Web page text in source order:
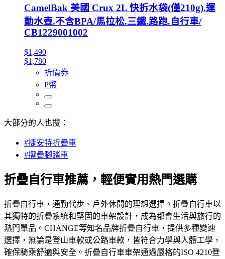
CamelBak 美國 Crux 2L 快拆水袋(僅210g).運
動水壺.不含BPA/馬拉松.三鐵.路跑.自行車/
CB1229001002
$1,490
$1,780
折價券
P幣
大部分的人也搜：
#捷安特折疊車
#摺疊腳踏車
折疊自行車推薦，輕便實用熱門選購
折疊自行車，通勤代步、戶外休閒的理想選擇。折疊自行車以
其獨特的折疊系統和堅固的車架設計，成為都會生活與旅行的
熱門單品。CHANGE等知名品牌折疊自行車，提供多種變速
選擇，無論是登山車款或公路車款，皆符合力學與人體工學，
確保騎乘舒適與安全。折疊自行車車架通過嚴格的ISO 4210登